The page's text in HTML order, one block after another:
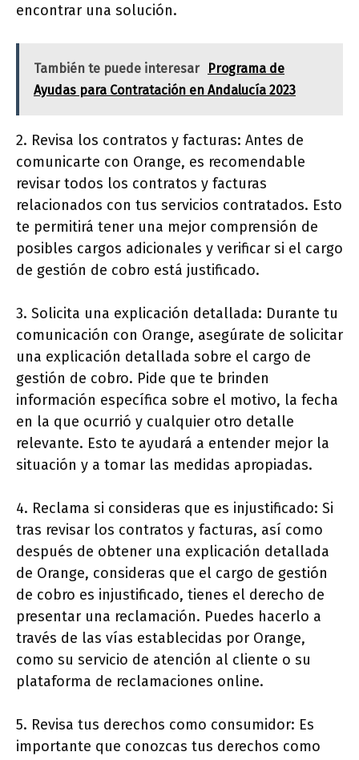
encontrar una solución.
También te puede interesar
Programa de
Ayudas para Contratación en Andalucía 2023
2. Revisa los contratos y facturas: Antes de
comunicarte con Orange, es recomendable
revisar todos los contratos y facturas
relacionados con tus servicios contratados. Esto
te permitirá tener una mejor comprensión de
posibles cargos adicionales y verificar si el cargo
de gestión de cobro está justificado.
3. Solicita una explicación detallada: Durante tu
comunicación con Orange, asegúrate de solicitar
una explicación detallada sobre el cargo de
gestión de cobro. Pide que te brinden
información específica sobre el motivo, la fecha
en la que ocurrió y cualquier otro detalle
relevante. Esto te ayudará a entender mejor la
situación y a tomar las medidas apropiadas.
4. Reclama si consideras que es injustificado: Si
tras revisar los contratos y facturas, así como
después de obtener una explicación detallada
de Orange, consideras que el cargo de gestión
de cobro es injustificado, tienes el derecho de
presentar una reclamación. Puedes hacerlo a
través de las vías establecidas por Orange,
como su servicio de atención al cliente o su
plataforma de reclamaciones online.
5. Revisa tus derechos como consumidor: Es
importante que conozcas tus derechos como